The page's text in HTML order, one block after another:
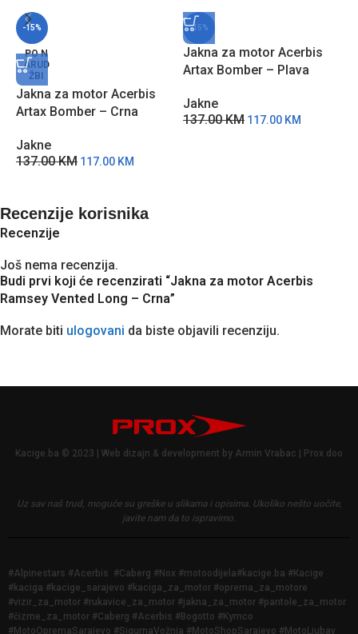
-15%
PO N
ARUD
ŽBI
Jakna za motor Acerbis
Artax Bomber – Crna
Jakne
137.00KM 117.00 KM
-15%
Jakna za motor Acerbis
Artax Bomber – Plava
Jakne
137.00KM 117.00 KM
Recenzije korisnika
Recenzije
Još nema recenzija.
Budi prvi koji će recenzirati “Jakna za motor Acerbis
Ramsey Vented Long – Crna”
Morate biti ulogovani da biste objavili recenziju.
Kacige.ba © 2023 | Web dizajn & development by Armin Vrabac | Prox doo
Uz sav naš trud, moguće su greške u slikama i opisima. Ukoliko nešto uočite,
javite nam da to ispravimo.
#Alpinestars #Acerbis #Caberg #Nox #motoodijela#kacige.ba #Kacige
#kaciga #kacige_sarajevo #kaciga_za_motor #oprema_za_motore
#vizir_za_motor #rukavice_za_motor #jakna_za_motor #pantole_za_motor
#čizme_za_motor #Caberg #Acerbis #Bogotto #Kymco
#MotoOpremaSarajevo #SigurnaVožnja #MotoShopSarajevo #MotoLjubav